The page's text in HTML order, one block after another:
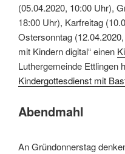
(05.04.2020, 10:00 Uhr),
18:00 Uhr), Karfreitag
Ostersonntag
mit Kindern digital“ einen
Luthergemeinde Ettlingen
Kindergottesdienst mit
Abendmahl
An Gründonnerstag